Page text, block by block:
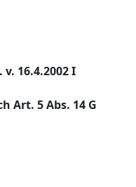
16.4.2002 I
Art. 5 Abs. 14 G